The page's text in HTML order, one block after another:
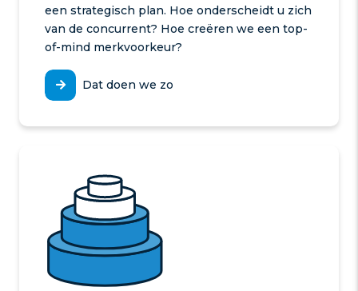
een strategisch plan. Hoe onderscheidt u zich
van de concurrent? Hoe creëren we een top-
of-mind merkvoorkeur?
Dat doen we zo